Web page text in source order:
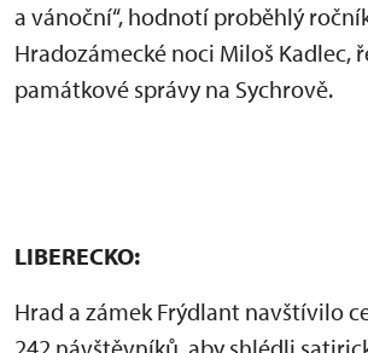
a vánoční“, hodnotí proběhlý
Hradozámecké noci Miloš Kadlec,
památkové správy na Sychrově.
LIBERECKO:
Hrad a zámek Frýdlant navštívilo